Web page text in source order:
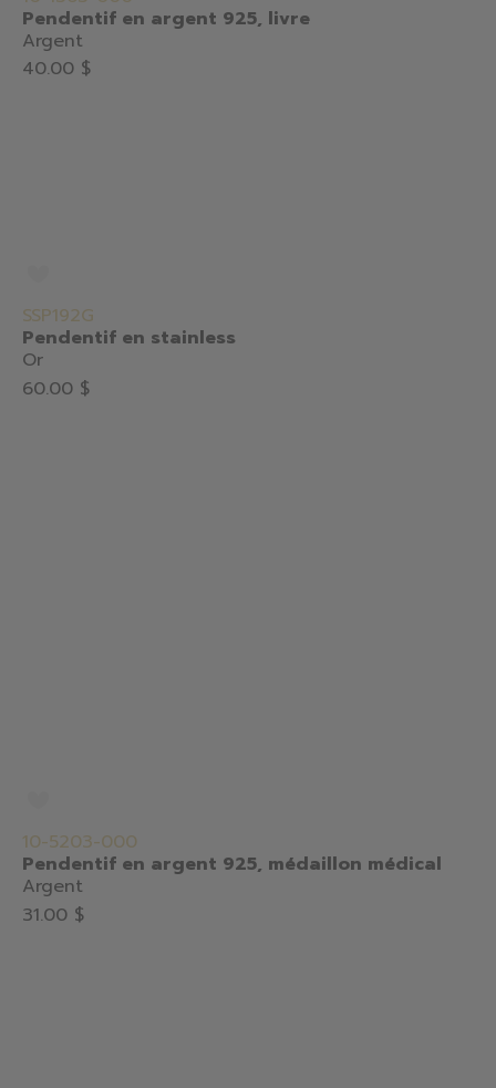
Pendentif en argent 925, livre
Argent
40.00 $
SSP192G
Pendentif en stainless
Or
60.00 $
10-5203-000
Pendentif en argent 925, médaillon médical
Argent
31.00 $